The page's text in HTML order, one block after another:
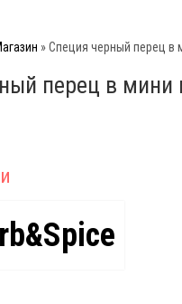
»Специя черный перец в
перец в мини